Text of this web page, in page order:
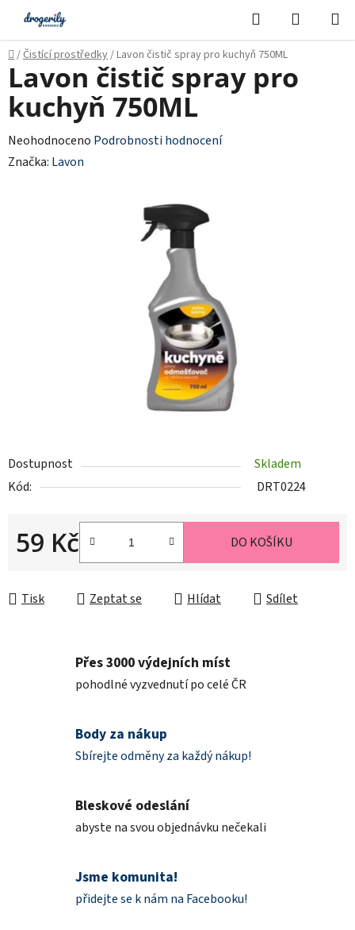
Přejít
obsah
Hledat
KOŠÍK
Domů
/Čistící prostředky/Lavon čistič spray pro kuchyň 750ML
Dostupnost
Skladem
Kód:
DRT0224
59 Kč DO KOŠÍKU
Tisk Zeptat se Hlídat Sdílet
Lavon čistič spray pro
kuchyň 750ML
Průměrné
hodnocení
Neohodnoceno Podrobnosti hodnocení
Značka: Lavon
Přes 3000 výdejních míst
pohodlné vyzvednutí po celé ČR
Body za nákup
Sbírejte odměny za každý nákup!
Bleskové odeslání
abyste na svou objednávku nečekali
Jsme komunita!
přidejte se k nám na Facebooku!